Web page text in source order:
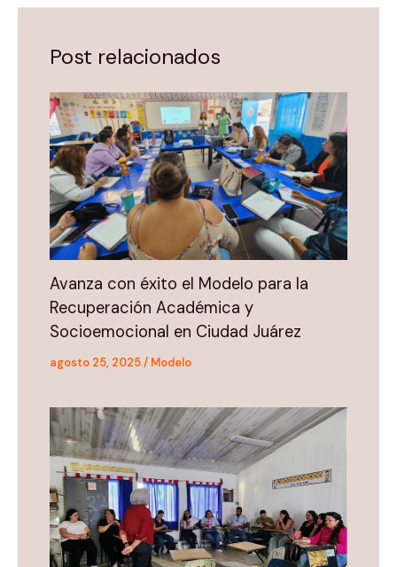
Post relacionados
Avanza con éxito el Modelo para la
Recuperación Académica y
Socioemocional en Ciudad Juárez
agosto 25, 2025/ Modelo